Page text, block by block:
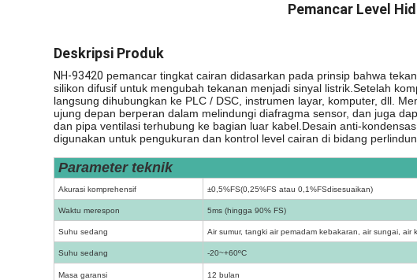
Pemancar Level
Deskripsi Produk
NH-93420 pemancar tingkat cairan didasarkan pada prinsip bahwa
silikon difusif untuk mengubah tekanan menjadi sinyal listrik.Setelah
langsung dihubungkan ke PLC / DSC, instrumen layar, komputer, dll.
ujung depan berperan dalam melindungi diafragma sensor, dan juga
dan pipa ventilasi terhubung ke bagian luar kabel.Desain anti-
digunakan untuk pengukuran dan kontrol level cairan di bidang
Parameter teknik
Akurasi komprehensif ±0,5%FS(0,25%FS atau 0,1%FSdisesuaikan)
Waktu merespon 5ms (hingga 90% FS)
Suhu sedang Air sumur, tangki air pemadam kebakaran, air sungai, air
Suhu sedang -20~+60ºC
Masa garansi 12 bulan